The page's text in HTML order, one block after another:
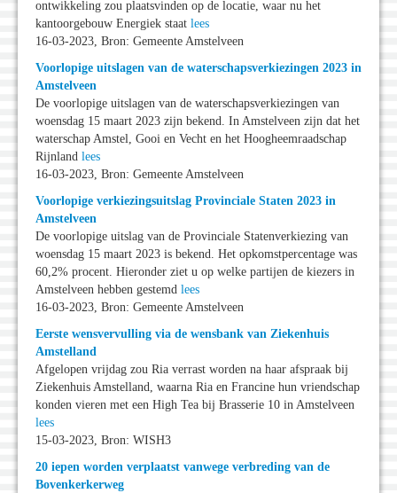
ontwikkeling zou plaatsvinden op de locatie, waar nu het
kantoorgebouw Energiek staat lees
16-03-2023, Bron: Gemeente Amstelveen
Voorlopige uitslagen van de waterschapsverkiezingen 2023 in
Amstelveen
De voorlopige uitslagen van de waterschapsverkiezingen van
woensdag 15 maart 2023 zijn bekend. In Amstelveen zijn dat het
waterschap Amstel, Gooi en Vecht en het Hoogheemraadschap
Rijnland lees
16-03-2023, Bron: Gemeente Amstelveen
Voorlopige verkiezingsuitslag Provinciale Staten 2023 in
Amstelveen
De voorlopige uitslag van de Provinciale Statenverkiezing van
woensdag 15 maart 2023 is bekend. Het opkomstpercentage was
60,2% procent. Hieronder ziet u op welke partijen de kiezers in
Amstelveen hebben gestemd lees
16-03-2023, Bron: Gemeente Amstelveen
Eerste wensvervulling via de wensbank van Ziekenhuis
Amstelland
Afgelopen vrijdag zou Ria verrast worden na haar afspraak bij
Ziekenhuis Amstelland, waarna Ria en Francine hun vriendschap
konden vieren met een High Tea bij Brasserie 10 in Amstelveen
lees
15-03-2023, Bron: WISH3
20 iepen worden verplaatst vanwege verbreding van de
Bovenkerkerweg